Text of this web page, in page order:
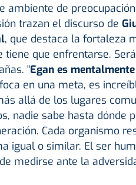
ambiente de
trazan el discurso de
, que destaca la fortaleza
tiene que enfrentarse.
"Egan es
en una meta, es
allá de los lugares
nadie sabe hasta dónde
Cada organismo
igual o similar. El ser
medirse ante la